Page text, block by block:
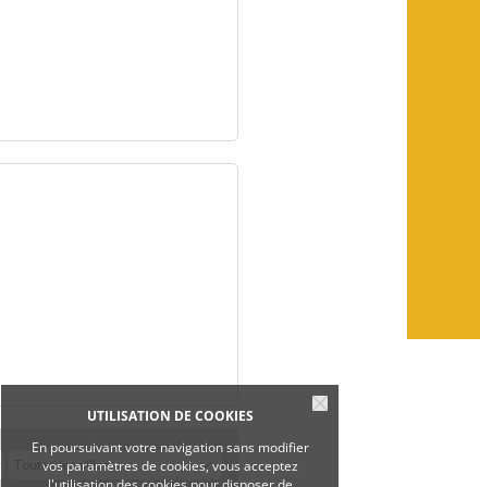
UTILISATION DE COOKIES
En poursuivant votre navigation sans modifier
vos paramètres de cookies, vous acceptez